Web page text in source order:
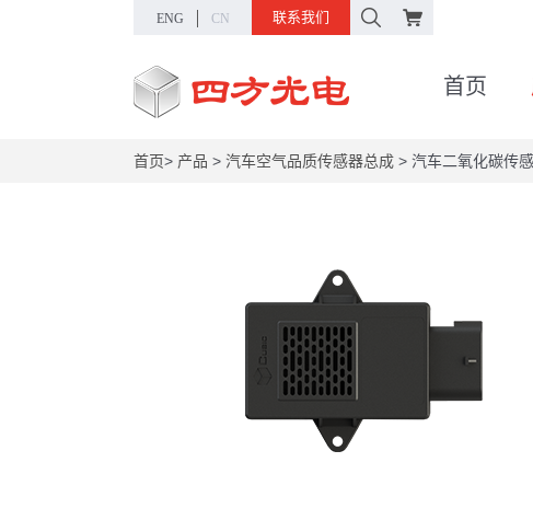
ENG CN 联系我们
首页
首页> 产品 > 汽车空气品质传感器总成 > 汽车二氧化碳传